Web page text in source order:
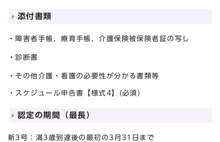
添付書類
・障害者手帳，療育手帳，介護保険被保険者証の写し
・診断書
・その他介護・看護の必要性が分かる書類等
・スケジュール申告書【様式4】(必須)
認定の期間（最長）
新3号：満3歳到達後の最初の3月31日まで